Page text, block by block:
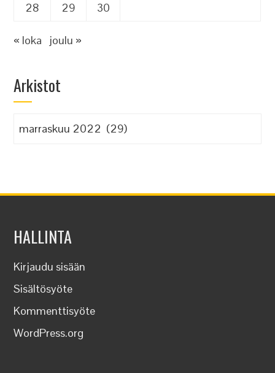
28
29 30
« loka joulu »
Arkistot
HALLINTA
Kirjaudu sisään
Sisältösyöte
Kommenttisyöte
WordPress.org